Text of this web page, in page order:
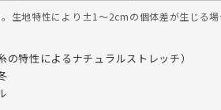
生地特性により±1〜2cmの個体差が生じる場
の特性によるナチュラルストレッチ）